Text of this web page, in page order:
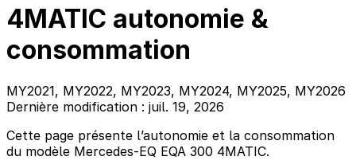
4MATIC autonomie &
consommation
MY2021, MY2022, MY2023, MY2024, MY2025, MY2026
Dernière modification : juil. 19, 2026
Cette page présente l’autonomie et la consommation
du modèle Mercedes-EQ EQA 300 4MATIC.